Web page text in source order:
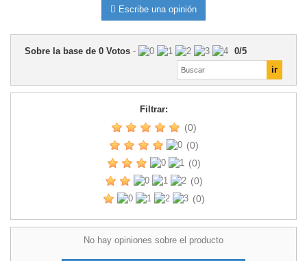
Escribe una opinión
Sobre la base de 0 Votos - 0/5
Filtrar:
(0)
(0)
(0)
(0)
(0)
No hay opiniones sobre el producto